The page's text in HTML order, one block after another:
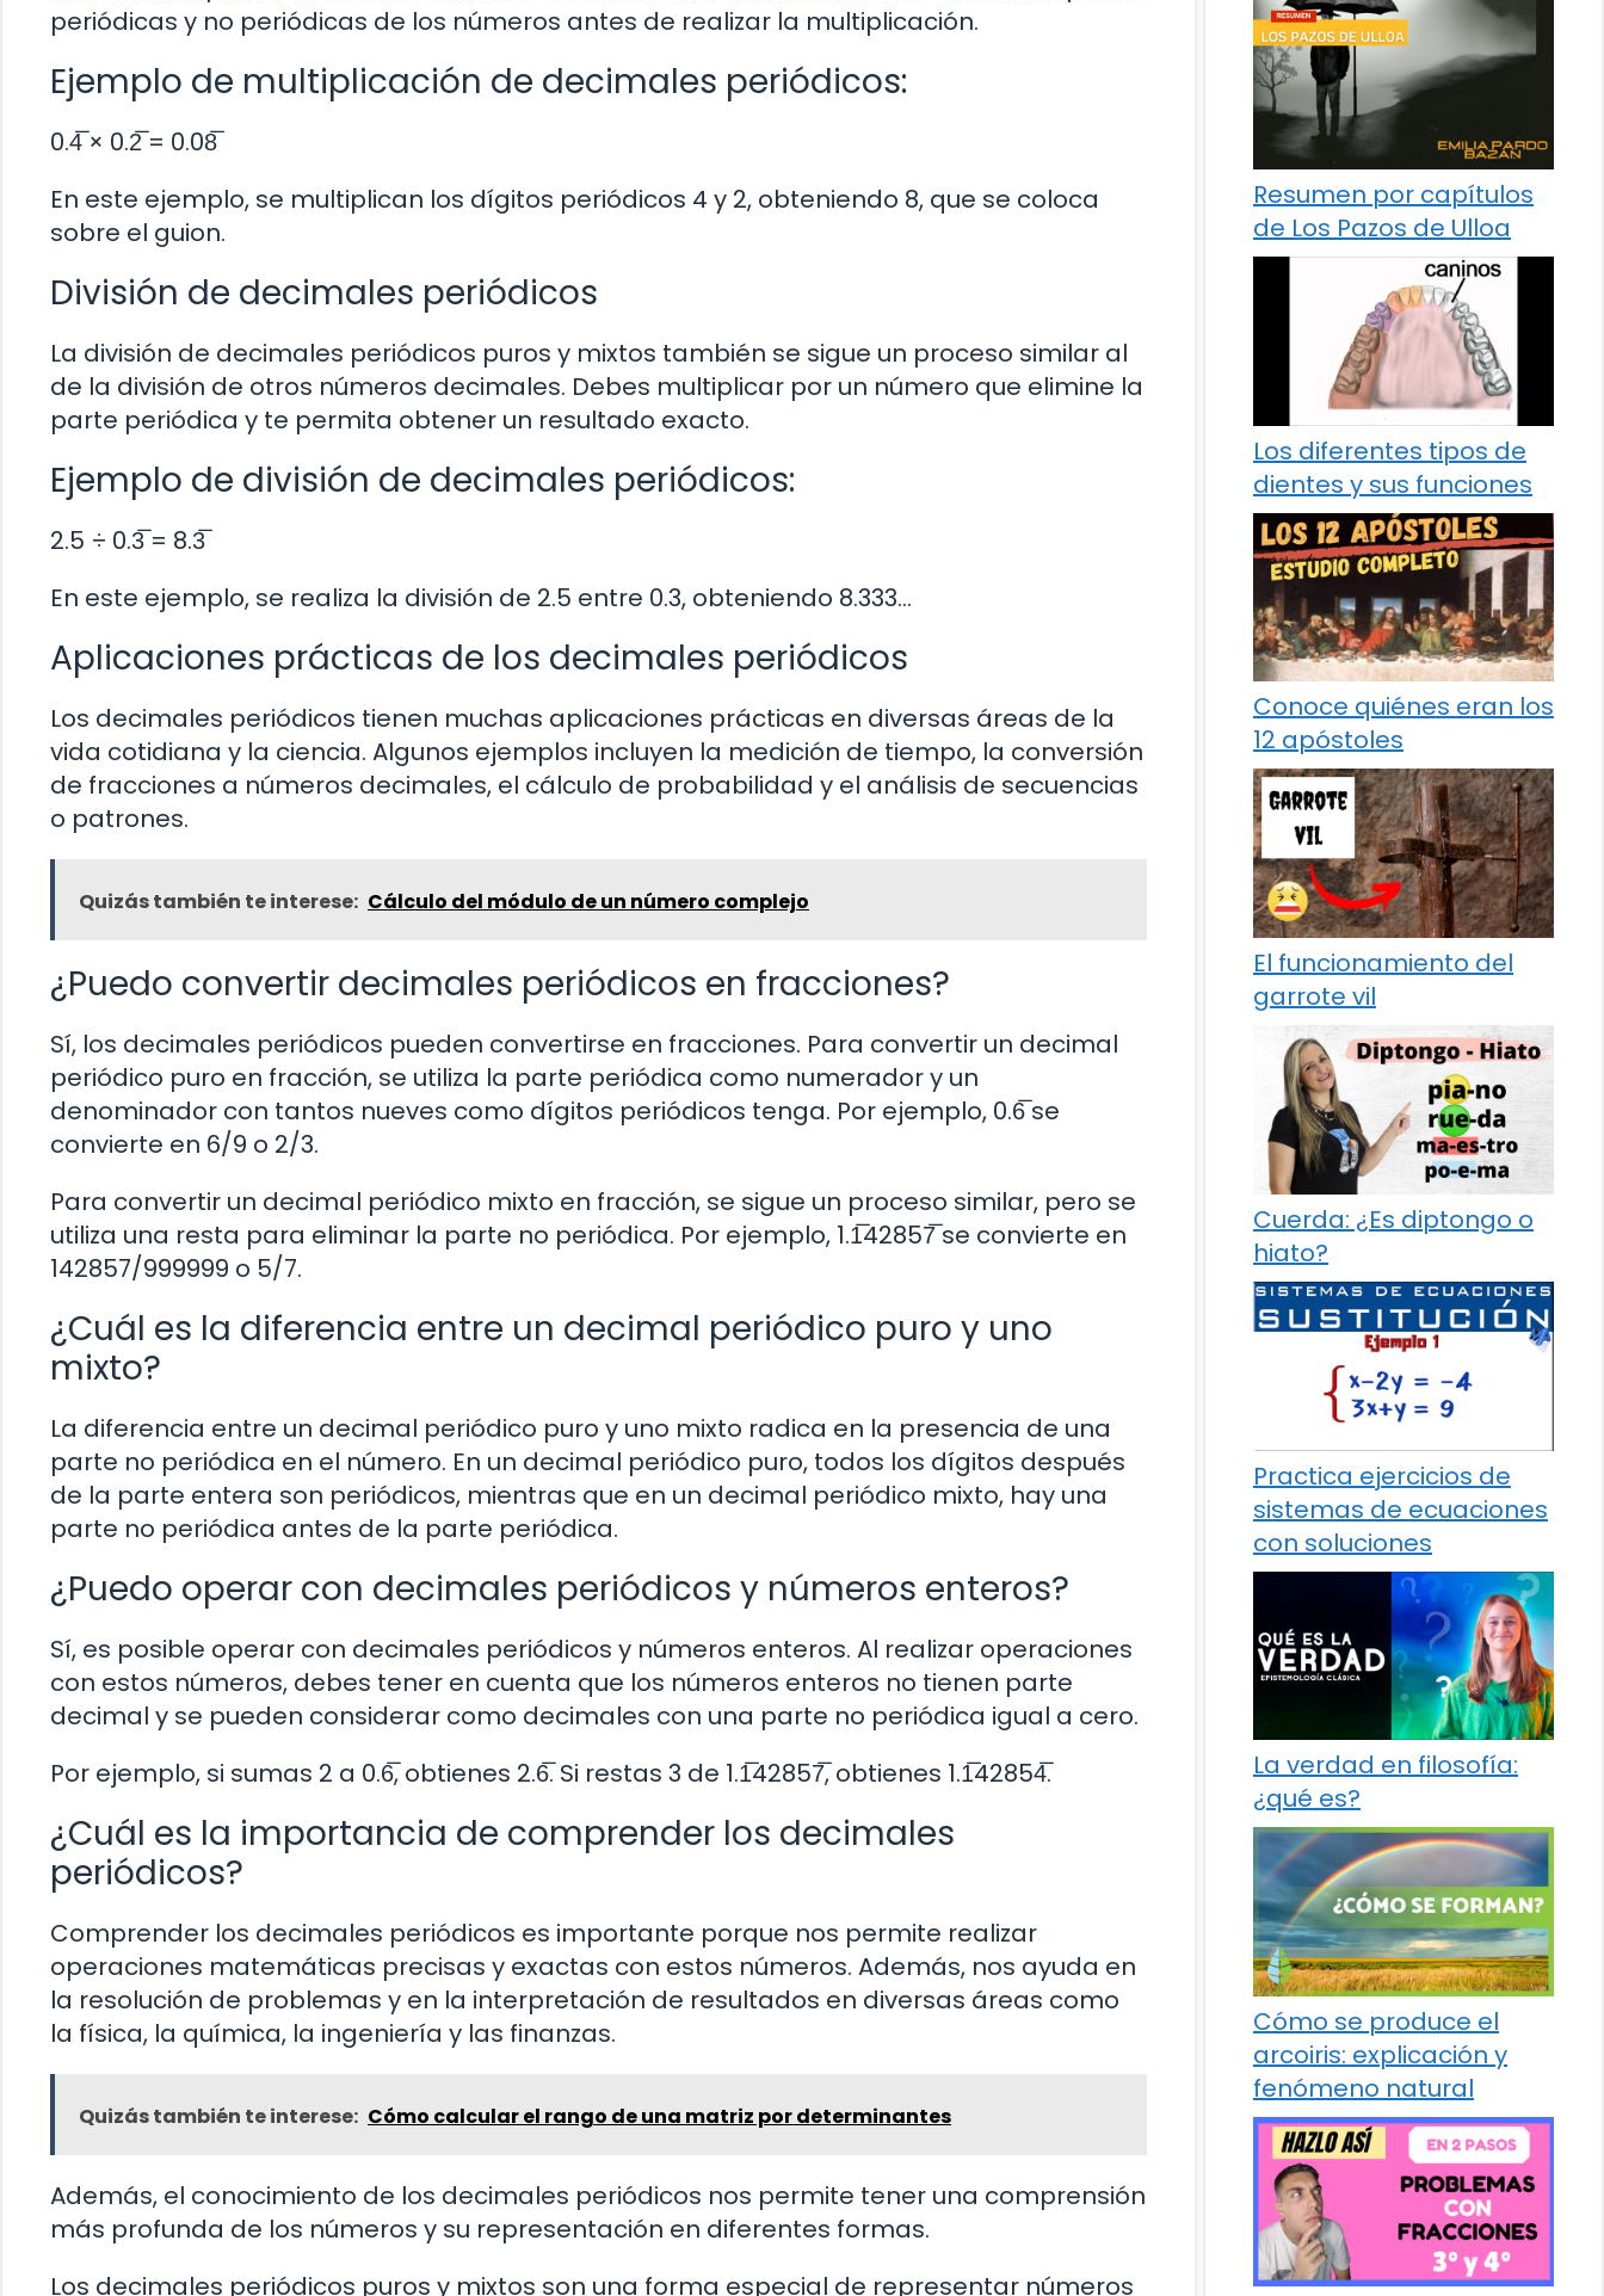
periódicas y no periódicas de los números antes de realizar la multiplicación.
Ejemplo de multiplicación de decimales periódicos:
0.4̅ × 0.2̅ = 0.08̅
En este ejemplo, se multiplican los dígitos periódicos 4 y 2, obteniendo 8, que se coloca
sobre el guion.
División de decimales periódicos
La división de decimales periódicos puros y mixtos también se sigue un proceso similar al
de la división de otros números decimales. Debes multiplicar por un número que elimine la
parte periódica y te permita obtener un resultado exacto.
Ejemplo de división de decimales periódicos:
2.5 ÷ 0.3̅ = 8.3̅
En este ejemplo, se realiza la división de 2.5 entre 0.3, obteniendo 8.333…
Aplicaciones prácticas de los decimales periódicos
Los decimales periódicos tienen muchas aplicaciones prácticas en diversas áreas de la
vida cotidiana y la ciencia. Algunos ejemplos incluyen la medición de tiempo, la conversión
de fracciones a números decimales, el cálculo de probabilidad y el análisis de secuencias
o patrones.
Quizás también te interese: Cálculo del módulo de un número complejo
¿Puedo convertir decimales periódicos en fracciones?
Sí, los decimales periódicos pueden convertirse en fracciones. Para convertir un decimal
periódico puro en fracción, se utiliza la parte periódica como numerador y un
denominador con tantos nueves como dígitos periódicos tenga. Por ejemplo, 0.6̅ se
convierte en 6/9 o 2/3.
Para convertir un decimal periódico mixto en fracción, se sigue un proceso similar, pero se
utiliza una resta para eliminar la parte no periódica. Por ejemplo, 1.1̅42857̅ se convierte en
142857/999999 o 5/7.
¿Cuál es la diferencia entre un decimal periódico puro y uno
mixto?
La diferencia entre un decimal periódico puro y uno mixto radica en la presencia de una
parte no periódica en el número. En un decimal periódico puro, todos los dígitos después
de la parte entera son periódicos, mientras que en un decimal periódico mixto, hay una
parte no periódica antes de la parte periódica.
¿Puedo operar con decimales periódicos y números enteros?
Sí, es posible operar con decimales periódicos y números enteros. Al realizar operaciones
con estos números, debes tener en cuenta que los números enteros no tienen parte
decimal y se pueden considerar como decimales con una parte no periódica igual a cero.
Por ejemplo, si sumas 2 a 0.6̅, obtienes 2.6̅. Si restas 3 de 1.1̅42857̅, obtienes 1.1̅42854̅.
¿Cuál es la importancia de comprender los decimales
periódicos?
Comprender los decimales periódicos es importante porque nos permite realizar
operaciones matemáticas precisas y exactas con estos números. Además, nos ayuda en
la resolución de problemas y en la interpretación de resultados en diversas áreas como
la física, la química, la ingeniería y las finanzas.
Quizás también te interese: Cómo calcular el rango de una matriz por determinantes
Además, el conocimiento de los decimales periódicos nos permite tener una comprensión
más profunda de los números y su representación en diferentes formas.
Los decimales periódicos puros y mixtos son una forma especial de representar números
Resumen por capítulos
de Los Pazos de Ulloa
Los diferentes tipos de
dientes y sus funciones
Conoce quiénes eran los
12 apóstoles
El funcionamiento del
garrote vil
Cuerda: ¿Es diptongo o
hiato?
Practica ejercicios de
sistemas de ecuaciones
con soluciones
La verdad en filosofía:
¿qué es?
Cómo se produce el
arcoiris: explicación y
fenómeno natural